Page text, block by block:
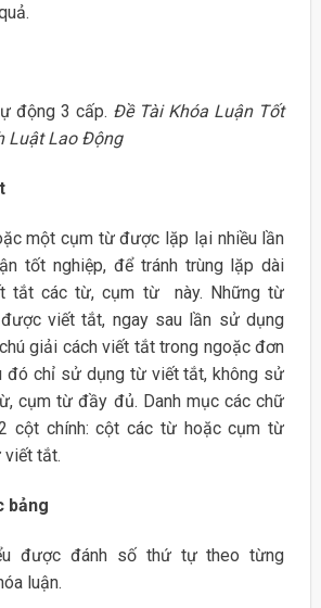
động 3 cấp. Đề Tài Khóa Luận Tốt
Luật Lao Động
một cụm từ được lặp lại nhiều lần
tốt nghiệp, để tránh trùng lặp dài
tắt các từ, cụm từ này. Những từ
viết tắt, ngay sau lần sử dụng
giải cách viết tắt trong ngoặc đơn
đó chỉ sử dụng từ viết tắt, không sử
cụm từ đầy đủ. Danh mục các chữ
cột chính: cột các từ hoặc cụm từ
tắt.
bảng
được đánh số thứ tự theo từng
luận.